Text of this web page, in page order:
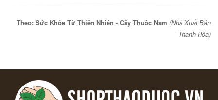
Theo: Sức Khỏe Từ Thiên Nhiên - Cây Thuôc Nam (Nhà Xuất Bản
Thanh Hóa)